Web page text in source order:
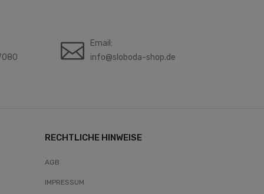
Email:
info@sloboda-shop.de
RECHTLICHE HINWEISE
AGB
IMPRESSUM